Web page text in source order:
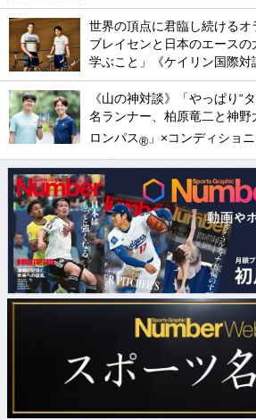
世界の頂点に君臨し続けるオ
ブレイセンと日本のエース
学ぶこと」《ケイリン国際対
《山の神対談》「やっぱり“
名ランナー、柏原竜二と神野
ロンパス® 」×コンディショ